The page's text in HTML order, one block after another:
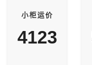
小柜运价
4123